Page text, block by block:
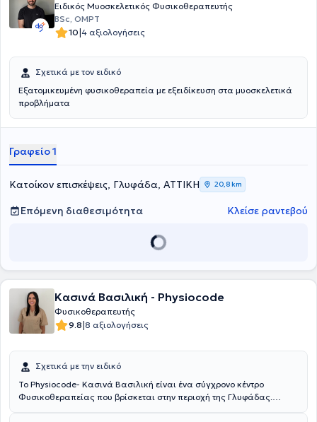
Ειδικός Μυοσκελετικός Φυσικοθεραπευτής
BSc, OMPT
10|4 αξιολογήσεις
Σχετικά με τον ειδικό
Εξατομικευμένη φυσικοθεραπεία με εξειδίκευση στα μυοσκελετικά
προβλήματα
Γραφείο 1
Κατοίκον επισκέψεις, Γλυφάδα, ΑΤΤΙΚΗ 20,8 km
Επόμενη διαθεσιμότητα Κλείσε ραντεβού
Κασινά Βασιλική - Physiocode
Φυσικοθεραπευτής
9.8|8 αξιολογήσεις
Σχετικά με την ειδικό
To Physiocode- Κασινά Βασιλική είναι ένα σύγχρονο κέντρο
Φυσικοθεραπείας που βρίσκεται στην περιοχή της Γλυφάδας.